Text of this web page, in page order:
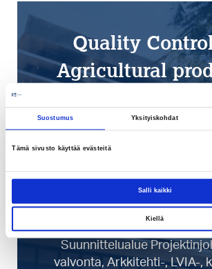
Suostumus Yksityiskohdat
Tämä sivusto käyttää evästeitä
Salli kaikki
Kiellä
Quality
Agricultural
Laatulaboratorio, Kairo
Toimisto- ja
Vuosi 1993-2000
Laajuus 1 200 brm²
Toimenpide
Suunnittelualue
valvonta, Arkkitehti-, LVIA-,